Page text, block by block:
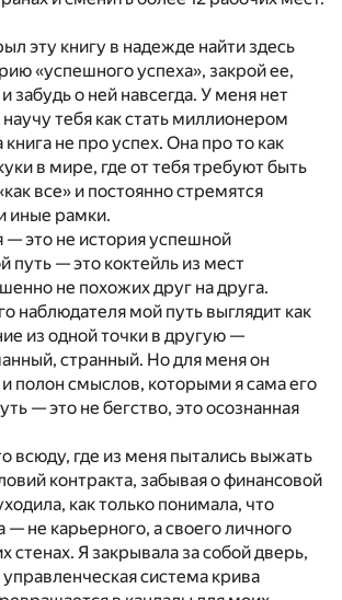
эту книгу в надежде найти здесь
«успешного успеха», закрой ее,
забудь о ней навсегда. У меня нет
научу тебя как стать миллионером
книга не про успех. Она про то как
в мире, где от тебя требуют быть
все» и постоянно стремятся
иные рамки.
— это не история успешной
путь — это коктейль из мест
не похожих друг на друга.
наблюдателя мой путь выглядит как
из одной точки в другую —
странный. Но для меня он
и полон смыслов, которыми я сама его
— это не бегство, это осознанная
всюду, где из меня пытались выжать
контракта, забывая о финансовой
как только понимала, что
— не карьерного, а своего личного
стенах. Я закрывала за собой дверь,
система крива